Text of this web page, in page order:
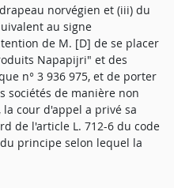
norvégien et (iii) du
au signe
de M. [D] de se placer
Napapijri" et des
n° 3 936 975, et de porter
sociétés de manière non
cour d'appel a privé sa
de l'article L. 712-6 du code
principe selon lequel la